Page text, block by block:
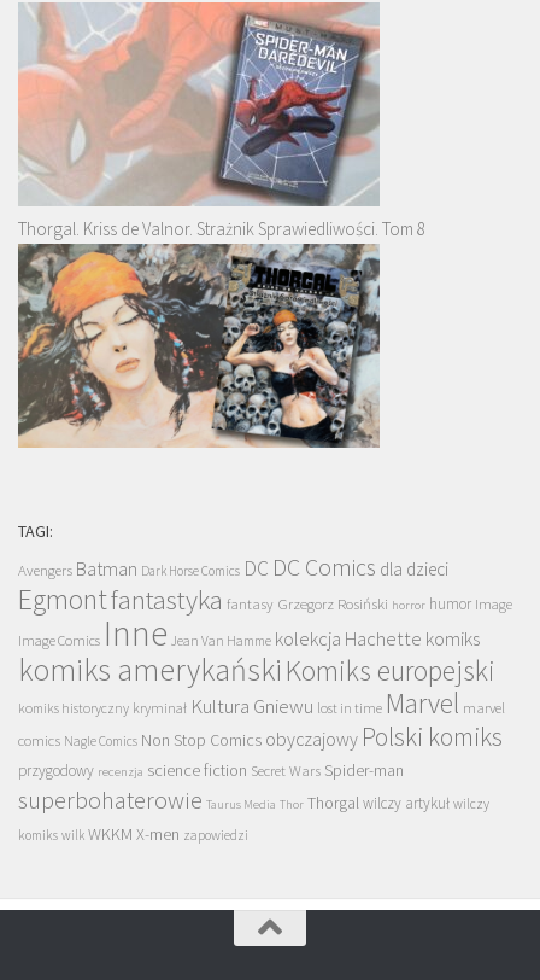
Thorgal. Kriss de Valnor. Strażnik Sprawiedliwości. Tom 8
TAGI:
Avengers Batman Dark Horse Comics DC DC Comics dla dzieci
Egmontfantastyka fantasy Grzegorz Rosiński horror humor Image
Image Comics Inne Jean Van Hamme kolekcja Hachette komiks
komiks amerykański Komiks europejski
komiks historyczny kryminał Kultura Gniewu lost in time Marvel marvel
comics Nagle Comics Non Stop Comics obyczajowy Polski komiks
przygodowy recenzja science fiction Secret Wars Spider-man
superbohaterowie Taurus Media Thor Thorgalwilczy artykuł wilczy
komiks wilk WKKM X-men zapowiedzi